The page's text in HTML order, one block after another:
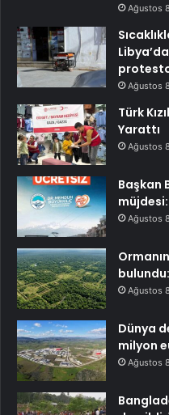
Ağustos
Ağustos
Türk
Yarattı
Ağustos
Başkan
Ağustos
Ağustos
Dünya
milyon
Ağustos